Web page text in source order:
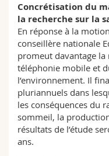
Concrétisation du
la recherche sur la
En réponse à la
conseillère nationale
promeut davantage la
téléphonie mobile et
l’environnement. Il
pluriannuels dans
les conséquences du
sommeil, la
résultats de l’étude
ans.